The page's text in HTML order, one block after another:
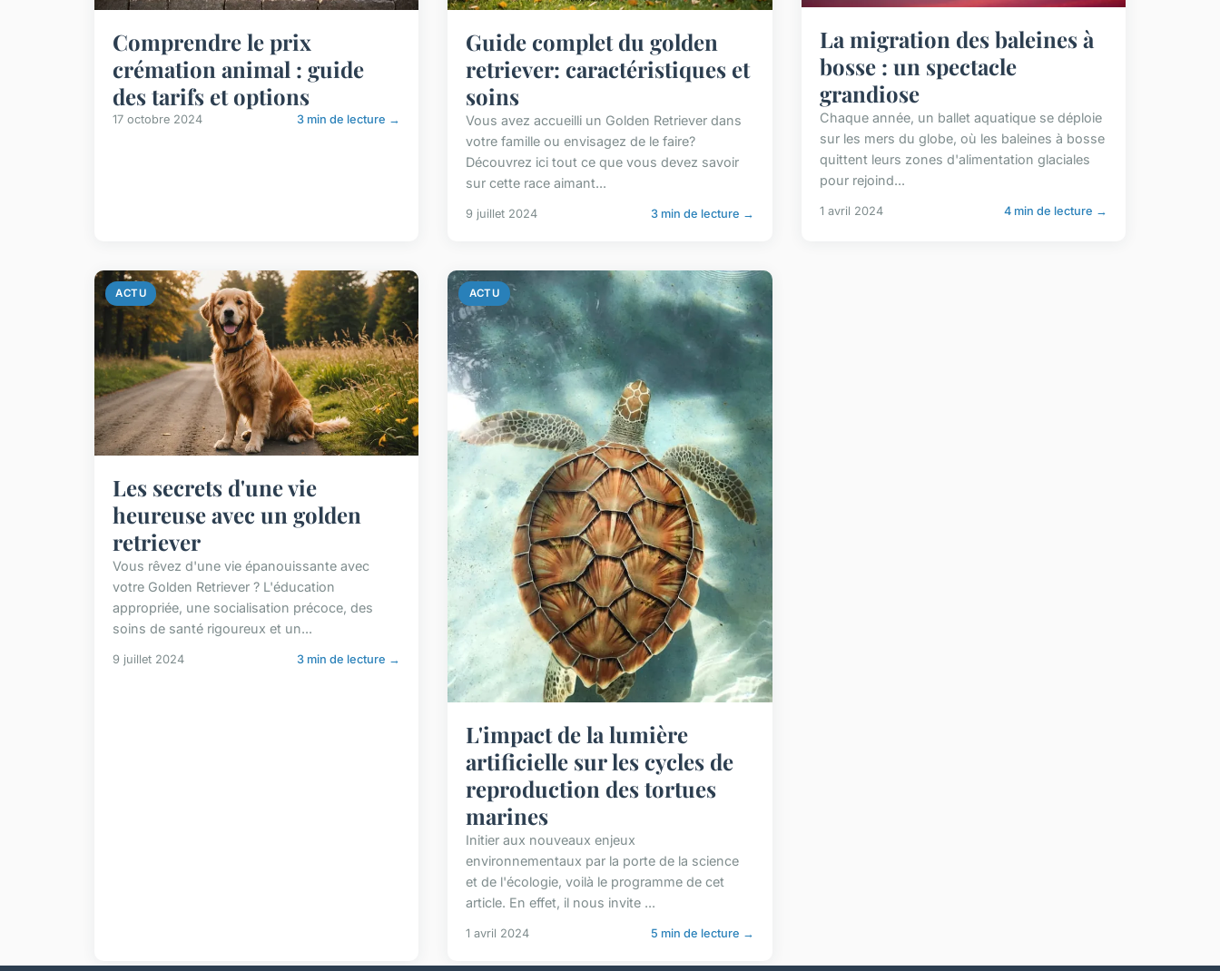
Comprendre le prix
crémation animal : guide
des tarifs et options
17 octobre 2024 3 min de lecture →
Guide complet du golden
retriever: caractéristiques et
soins
Vous avez accueilli un Golden Retriever dans
votre famille ou envisagez de le faire?
Découvrez ici tout ce que vous devez savoir
sur cette race aimant...
9 juillet 2024 3 min de lecture →
La migration des baleines à
bosse : un spectacle
grandiose
Chaque année, un ballet aquatique se déploie
sur les mers du globe, où les baleines à bosse
quittent leurs zones d'alimentation glaciales
pour rejoind...
1 avril 2024 4 min de lecture →
ACTU
Les secrets d'une vie
heureuse avec un golden
retriever
Vous rêvez d'une vie épanouissante avec
votre Golden Retriever ? L'éducation
appropriée, une socialisation précoce, des
soins de santé rigoureux et un...
9 juillet 2024 3 min de lecture →
ACTU
L'impact de la lumière
artificielle sur les cycles de
reproduction des tortues
marines
Initier aux nouveaux enjeux
environnementaux par la porte de la science
et de l'écologie, voilà le programme de cet
article. En effet, il nous invite ...
1 avril 2024 5 min de lecture →